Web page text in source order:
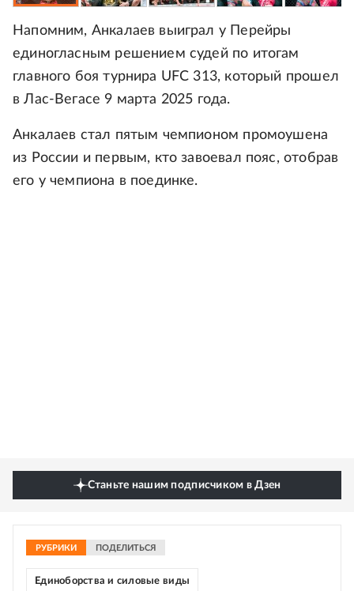
Напомним, Анкалаев выиграл у Перейры
единогласным решением судей по итогам
главного боя турнира UFC 313, который прошел
в Лас-Вегасе 9 марта 2025 года.
Анкалаев стал пятым чемпионом промоушена
из России и первым, кто завоевал пояс, отобрав
его у чемпиона в поединке.
Станьте нашим подписчиком в Дзен
РУБРИКИ ПОДЕЛИТЬСЯ
Единоборства и силовые виды